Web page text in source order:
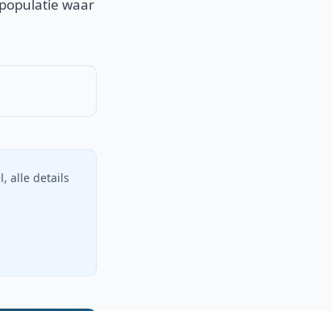
waar
alle details